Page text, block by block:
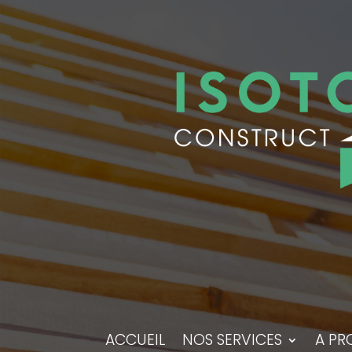
ACCUEIL NOS SERVICES A